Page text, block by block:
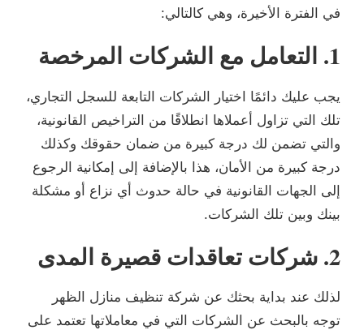
في الفترة الأخيرة، وهي كالتالي:
1. التعامل مع الشركات المرخصة
يجب عليك دائمًا اختيار الشركات التابعة للسجل التجاري،
تلك التي تزاول أعملاها انطلاقًا من التراخيص القانونية،
والتي تضمن لك درجة كبيرة من ضمان حقوقك وكذلك
درجة كبيرة من الأمان، هذا بالإضافة إلى إمكانية الرجوع
إلى الجهات القانونية في حالة حدوث أي نزاع أو مشكلة
بينك وبين تلك الشركات.
2. شركات تعاقدات قصيرة المدى
لذلك عند بداية بحثك عن شركة تنظيف منازل الظهر
توجه بالبحث عن الشركات التي في معاملاتها تعتمد على